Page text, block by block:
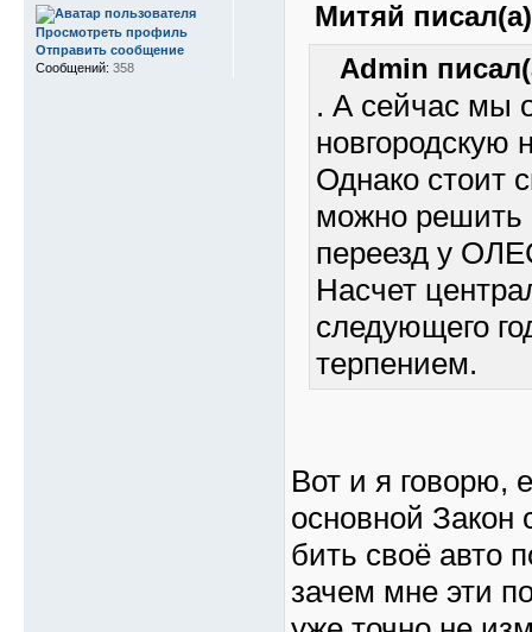
Митяй
Admin
. А сейчас мы
новгородскую
Однако стоит
можно решить
переезд у
Насчет
следующего
терпением.
Вот и я говорю,
основной Закон
бить своё авто
зачем мне эти
Просмотреть профиль
Отправить сообщение
Сообщений: 358